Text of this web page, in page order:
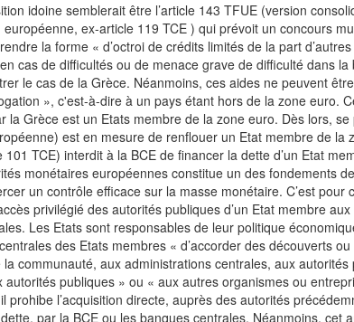
idoine semblerait être l’article 143 TFUE (version
européenne, ex-article 119 TCE ) qui prévoit un concours
la forme « d’octroi de crédits limités de la part
cas de difficultés ou de menace grave de difficulté dans
le cas de la Grèce. Néanmoins, ces aides ne peuvent
», c'est-à-dire à un pays étant hors de la zone euro.
la Grèce est un Etats membre de la zone euro. Dès lors,
est en mesure de renflouer un Etat membre de la
TCE) interdit à la BCE de financer la dette d’un Etat
monétaires européennes constitue un des fondements
un contrôle efficace sur la masse monétaire. C’est pour
privilégié des autorités publiques d’un Etat membre
Les Etats sont responsables de leur politique
des Etats membres « d’accorder des découverts
communauté, aux administrations centrales, aux
autorités publiques » ou « aux autres organismes ou
prohibe l’acquisition directe, auprès des autorités
par la BCE ou les banques centrales. Néanmoins, cet